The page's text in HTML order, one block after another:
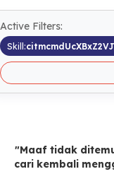
Active Filters:
Skill:
"Maaf tidak
cari kembali